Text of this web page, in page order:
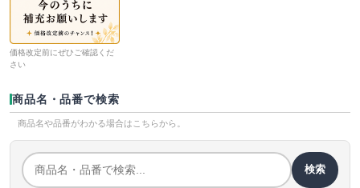
価格改定前にぜひご確認くだ
さい
商品名・品番で検索
商品名や品番がわかる場合はこちらから。
検索